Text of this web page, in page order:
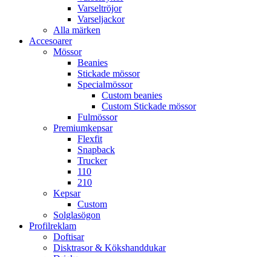
Varseltröjor
Varseljackor
Alla märken
Accesoarer
Mössor
Beanies
Stickade mössor
Specialmössor
Custom beanies
Custom Stickade mössor
Fulmössor
Premiumkepsar
Flexfit
Snapback
Trucker
110
210
Kepsar
Custom
Solglasögon
Profilreklam
Doftisar
Disktrasor & Kökshanddukar